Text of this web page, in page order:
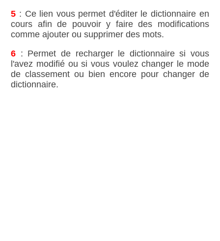
5 : Ce lien vous permet d'éditer le dictionnaire en
cours afin de pouvoir y faire des modifications
comme ajouter ou supprimer des mots.
6 : Permet de recharger le dictionnaire si vous
l'avez modifié ou si vous voulez changer le mode
de classement ou bien encore pour changer de
dictionnaire.